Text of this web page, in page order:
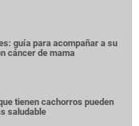
guía para acompañar a su
cáncer de mama
tienen cachorros pueden
saludable